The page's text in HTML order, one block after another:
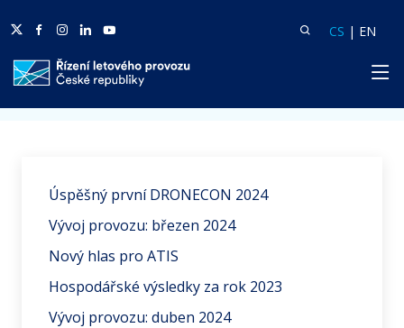
TwitterFacebook
Facebook
Linkedin Vyhledat
CS | EN
Úspěšný první DRONECON 2024
Vývoj provozu: březen 2024
Nový hlas pro ATIS
Hospodářské výsledky za rok 2023
Vývoj provozu: duben 2024